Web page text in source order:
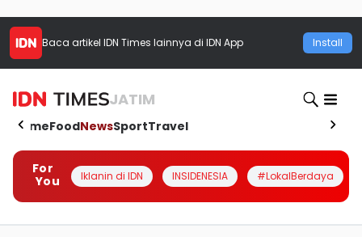
Baca artikel IDN Times lainnya di IDN App Install
JATIM
HomeFoodNewsSportTravel
For
You
Iklanin di IDN INSIDENESIA #LokalBerdaya